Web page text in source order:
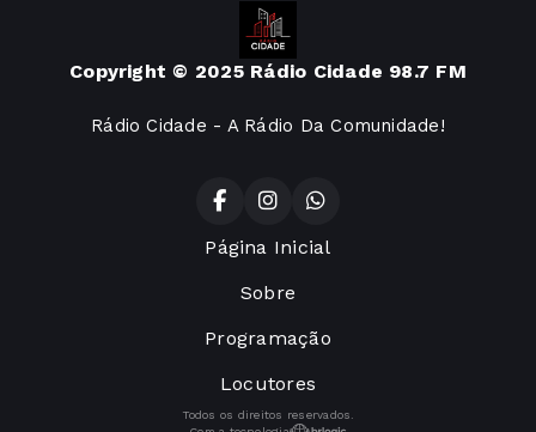
Copyright © 2025 Rádio Cidade 98.7 FM
Rádio Cidade - A Rádio Da Comunidade!
Página Inicial
Sobre
Programação
Locutores
Todos os direitos reservados.